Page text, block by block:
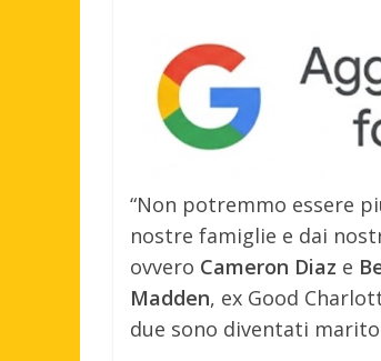
“Non potremmo essere
nostre famiglie e dai
ovvero Cameron Diaz e
Madden, ex Good
due sono diventati